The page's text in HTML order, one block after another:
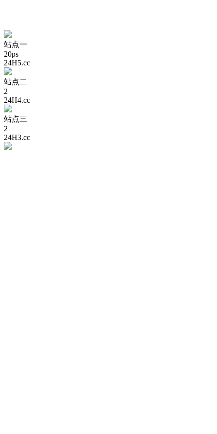
站点一
20ps
24H5.cc
站点二
2
24H4.cc
站点三
2
24H3.cc